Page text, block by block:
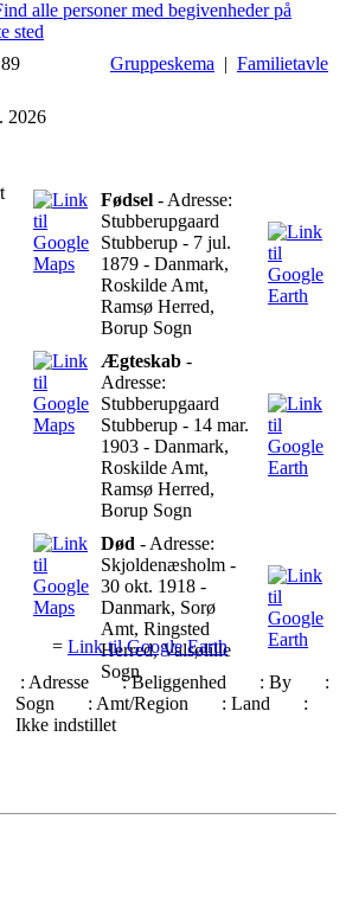
Gruppeskema | Familietavle
2026
Fødsel - Adresse:
Stubberupgaard
Stubberup - 7 jul.
1879 - Danmark,
Roskilde Amt,
Ramsø Herred,
Borup Sogn
Ægteskab -
Adresse:
Stubberupgaard
Stubberup - 14 mar.
1903 - Danmark,
Roskilde Amt,
Ramsø Herred,
Borup Sogn
Død - Adresse:
Skjoldenæsholm -
30 okt. 1918 -
Danmark, Sorø
Amt, Ringsted
Herred, Valsølille
Sogn
= Link til Google Earth
: Adresse: Beliggenhed : By
:
Sogn
: Amt/Region : Land
:
Ikke indstillet